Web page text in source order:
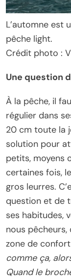
L’automne est
pêche light.
Crédit photo :
Une question
À la pêche, il
régulier dans
20 cm toute la
solution pour
petits, moyens
certaines fois,
gros leurres.
question et de
ses habitudes,
nous
zone de
comme ça,
Quand le